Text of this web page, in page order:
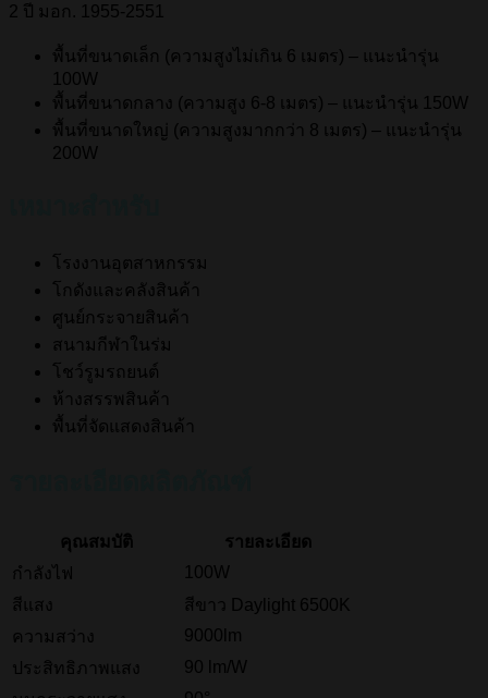
2 ปี มอก. 1955-2551
พื้นที่ขนาดเล็ก (ความสูงไม่เกิน 6 เมตร) – แนะนำรุ่น
100W
พื้นที่ขนาดกลาง (ความสูง 6-8 เมตร) – แนะนำรุ่น 150W
พื้นที่ขนาดใหญ่ (ความสูงมากกว่า 8 เมตร) – แนะนำรุ่น
200W
โรงงานอุตสาหกรรม
โกดังและคลังสินค้า
ศูนย์กระจายสินค้า
สนามกีฬาในร่ม
โชว์รูมรถยนต์
ห้างสรรพสินค้า
พื้นที่จัดแสดงสินค้า
คุณสมบัติ
รายละเอียด
กำลังไฟ
100W
สีแสง
สีขาว Daylight 6500K
ความสว่าง
9000lm
ประสิทธิภาพแสง
90 lm/W